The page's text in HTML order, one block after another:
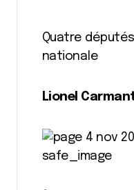
Quatre députés noirs à l’assemblée
nationale
Lionel